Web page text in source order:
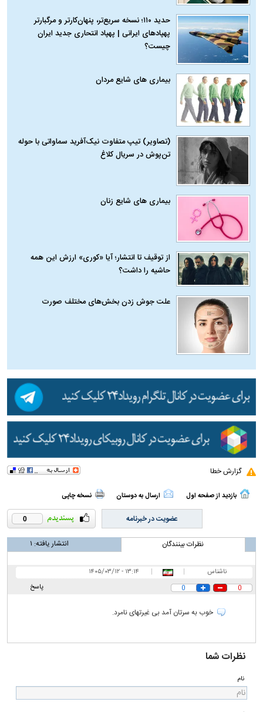
حدید ۱۱۰؛ نسخه سریع‌تر، پنهان‌کارتر و مرگبارتر
پهپادهای ایرانی | پهپاد انتحاری جدید ایران
چیست؟
بیماری‌ های شایع مردان
(تصاویر) تیپ متفاوت نیک‌آفرید سماواتی با حوله
تن‌پوش در سریال کلاغ
بیماری‌ های شایع زنان
از توقیف تا انتشار؛ آیا «کوری» ارزش این همه
حاشیه را داشت؟
علت جوش زدن بخش‌های مختلف صورت
گزارش خطا
بازدید از صفحه اول ارسال به دوستان نسخه چاپی
0 عضویت در خبرنامه
نظرات بینندگان انتشار یافته: ۱
ناشناس |
|
۱۳:۱۴ - ۱۴۰۵/۰۳/۱۲
پاسخ
0
0
خوب به سرتان آمد بی غیرتهای نامرد.
نظرات شما
نام